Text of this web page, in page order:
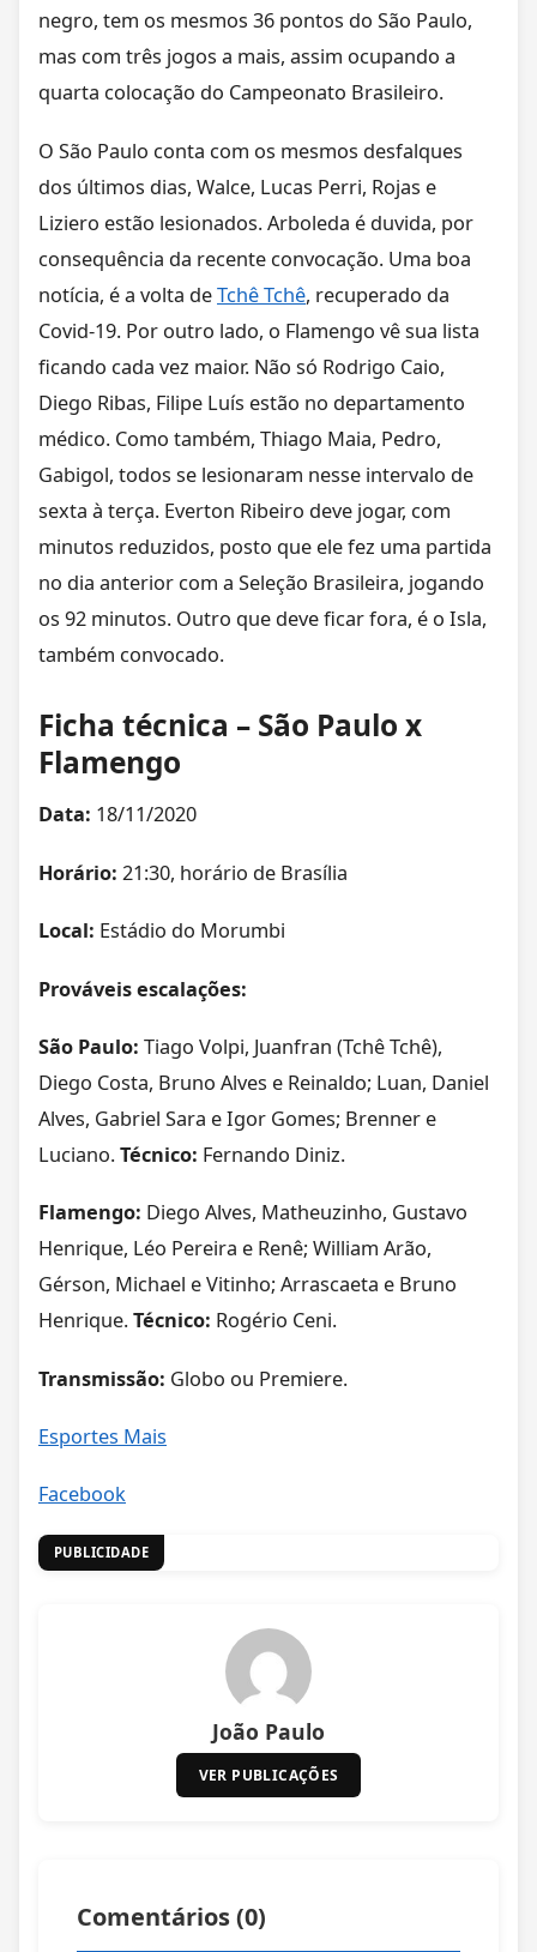
negro, tem os mesmos 36 pontos do São Paulo,
mas com três jogos a mais, assim ocupando a
quarta colocação do Campeonato Brasileiro.
O São Paulo conta com os mesmos desfalques
dos últimos dias, Walce, Lucas Perri, Rojas e
Liziero estão lesionados. Arboleda é duvida, por
consequência da recente convocação. Uma boa
notícia, é a volta deTchê Tchê, recuperado da
Covid-19. Por outro lado, o Flamengo vê sua lista
ficando cada vez maior. Não só Rodrigo Caio,
Diego Ribas, Filipe Luís estão no departamento
médico. Como também, Thiago Maia, Pedro,
Gabigol, todos se lesionaram nesse intervalo de
sexta à terça. Everton Ribeiro deve jogar, com
minutos reduzidos, posto que ele fez uma partida
no dia anterior com a Seleção Brasileira, jogando
os 92 minutos. Outro que deve ficar fora, é o Isla,
também convocado.
Ficha técnica – São Paulo x
Flamengo
Data: 18/11/2020
Horário: 21:30, horário de Brasília
Local: Estádio do Morumbi
Prováveis escalações:
São Paulo: Tiago Volpi, Juanfran (Tchê Tchê),
Diego Costa, Bruno Alves e Reinaldo; Luan, Daniel
Alves, Gabriel Sara e Igor Gomes; Brenner e
Luciano.Técnico: Fernando Diniz.
Flamengo: Diego Alves, Matheuzinho, Gustavo
Henrique, Léo Pereira e Renê; William Arão,
Gérson, Michael e Vitinho; Arrascaeta e Bruno
Henrique.Técnico: Rogério Ceni.
Transmissão: Globo ou Premiere.
Esportes Mais
Facebook
PUBLICIDADE
João Paulo
VER PUBLICAÇÕES
Comentários (0)